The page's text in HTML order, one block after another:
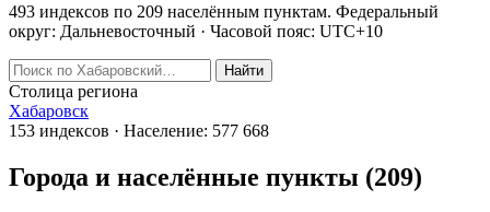
493 индексов по 209 населённым пунктам. Федеральный
округ: Дальневосточный · Часовой пояс: UTC+10
Найти
Столица региона
Хабаровск
153 индексов · Население: 577 668
Города и населённые пункты (209)